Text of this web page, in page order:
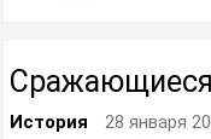
История 28 января